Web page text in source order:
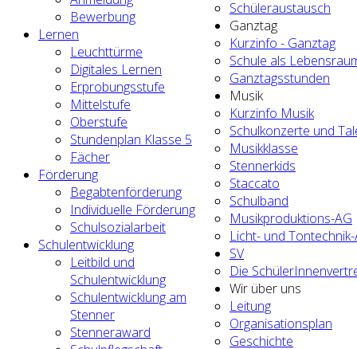
Bewerbung
Lernen
Leuchttürme
Digitales Lernen
Erprobungsstufe
Mittelstufe
Oberstufe
Stundenplan Klasse 5
Fächer
Förderung
Begabtenförderung
Individuelle Förderung
Schulsozialarbeit
Schulentwicklung
Leitbild und
Schulentwicklung
Schulentwicklung am
Stenner
Stenneraward
Schüleraustausch
Ganztag
Kurzinfo - Ganztag
Schule als
Ganztagsstunden
Musik
Kurzinfo Musik
Schulkonzerte und
Musikklasse
Stennerkids
Staccato
Schulband
Musikproduktions-AG
Licht- und Tontechnik-
SV
Die
Wir über uns
Leitung
Organisationsplan
Geschichte